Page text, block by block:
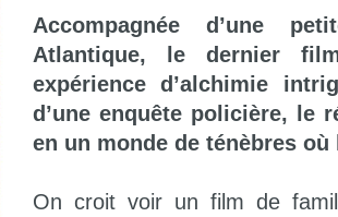
Accompagnée d’une
Atlantique, le dernier
expérience d’alchimie
d’une enquête policière, le
en un monde de ténèbres
On croit voir un film de